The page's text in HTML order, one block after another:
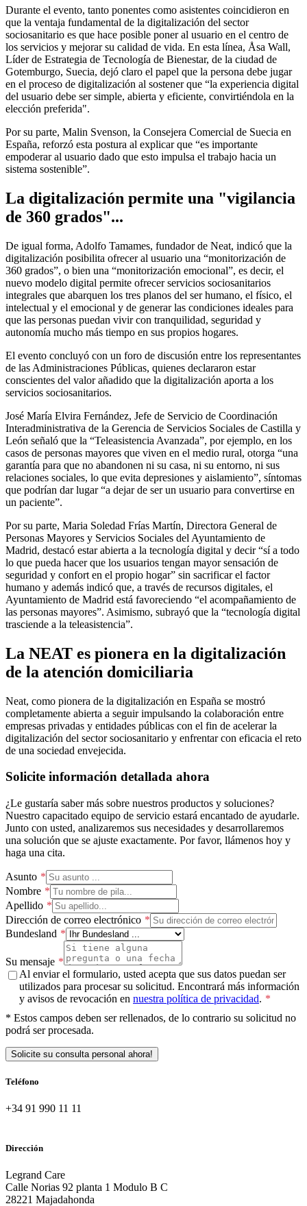
Durante el evento, tanto ponentes como asistentes coincidieron en
que la ventaja fundamental de la digitalización del sector
sociosanitario es que hace posible poner al usuario en el centro de
los servicios y mejorar su calidad de vida. En esta línea, Åsa Wall,
Líder de Estrategia de Tecnología de Bienestar, de la ciudad de
Gotemburgo, Suecia, dejó claro el papel que la persona debe jugar
en el proceso de digitalización al sostener que “la experiencia digital
del usuario debe ser simple, abierta y eficiente, convirtiéndola en la
elección preferida".
Por su parte, Malin Svenson, la Consejera Comercial de Suecia en
España, reforzó esta postura al explicar que “es importante
empoderar al usuario dado que esto impulsa el trabajo hacia un
sistema sostenible”.
La digitalización permite una "vigilancia
de 360 grados"...
De igual forma, Adolfo Tamames, fundador de Neat, indicó que la
digitalización posibilita ofrecer al usuario una “monitorización de
360 grados”, o bien una “monitorización emocional”, es decir, el
nuevo modelo digital permite ofrecer servicios sociosanitarios
integrales que abarquen los tres planos del ser humano, el físico, el
intelectual y el emocional y de generar las condiciones ideales para
que las personas puedan vivir con tranquilidad, seguridad y
autonomía mucho más tiempo en sus propios hogares.
El evento concluyó con un foro de discusión entre los representantes
de las Administraciones Públicas, quienes declararon estar
conscientes del valor añadido que la digitalización aporta a los
servicios sociosanitarios.
José María Elvira Fernández, Jefe de Servicio de Coordinación
Interadministrativa de la Gerencia de Servicios Sociales de Castilla y
León señaló que la “Teleasistencia Avanzada”, por ejemplo, en los
casos de personas mayores que viven en el medio rural, otorga “una
garantía para que no abandonen ni su casa, ni su entorno, ni sus
relaciones sociales, lo que evita depresiones y aislamiento”, síntomas
que podrían dar lugar “a dejar de ser un usuario para convertirse en
un paciente”.
Por su parte, Maria Soledad Frías Martín, Directora General de
Personas Mayores y Servicios Sociales del Ayuntamiento de
Madrid, destacó estar abierta a la tecnología digital y decir “sí a todo
lo que pueda hacer que los usuarios tengan mayor sensación de
seguridad y confort en el propio hogar” sin sacrificar el factor
humano y además indicó que, a través de recursos digitales, el
Ayuntamiento de Madrid está favoreciendo “el acompañamiento de
las personas mayores”. Asimismo, subrayó que la “tecnología digital
trasciende a la teleasistencia”.
La NEAT es pionera en la digitalización
de la atención domiciliaria
Neat, como pionera de la digitalización en España se mostró
completamente abierta a seguir impulsando la colaboración entre
empresas privadas y entidades públicas con el fin de acelerar la
digitalización del sector sociosanitario y enfrentar con eficacia el reto
de una sociedad envejecida.
Solicite información detallada ahora
¿Le gustaría saber más sobre nuestros productos y soluciones?
Nuestro capacitado equipo de servicio estará encantado de ayudarle.
Junto con usted, analizaremos sus necesidades y desarrollaremos
una solución que se ajuste exactamente. Por favor, llámenos hoy y
haga una cita.
Asunto
Nombre
Apellido
Dirección de correo electrónico
Bundesland
Su mensaje
Al enviar el formulario, usted acepta que sus datos puedan ser
utilizados para procesar su solicitud. Encontrará más información
y avisos de revocación en nuestra política de privacidad.
* Estos campos deben ser rellenados, de lo contrario su solicitud no
podrá ser procesada.
Solicite su consulta personal ahora!
Teléfono
+34 91 990 11 11
Dirección
Legrand Care
Calle Norias 92 planta 1 Modulo B C
28221 Majadahonda